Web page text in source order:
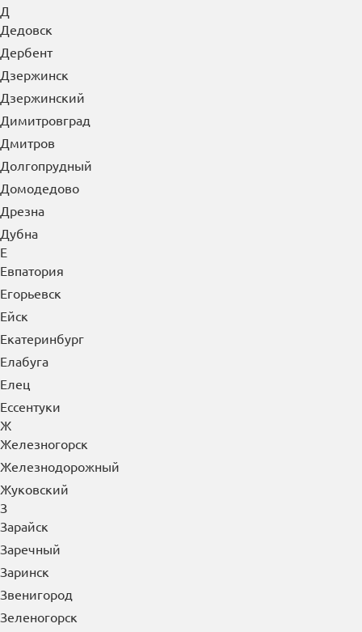
Д
Дедовск
Дербент
Дзержинск
Дзержинский
Димитровград
Дмитров
Долгопрудный
Домодедово
Дрезна
Дубна
Е
Евпатория
Егорьевск
Ейск
Екатеринбург
Елабуга
Елец
Ессентуки
Ж
Железногорск
Железнодорожный
Жуковский
З
Зарайск
Заречный
Заринск
Звенигород
Зеленогорск